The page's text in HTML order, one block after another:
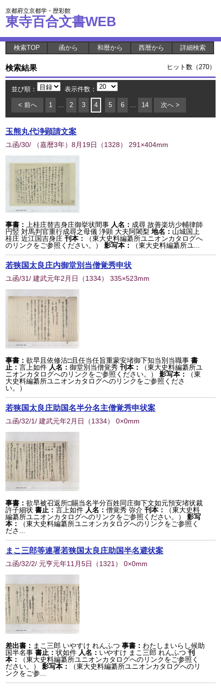
京都府立京都学・歴彩館
東寺百合文書WEB
検索TOP 函から 和暦から 西暦から 詳細検索
検索結果 ヒット数（270）
並び順： 表示件数：
< 前へ 1 … 2 3 4 5 6 … 14 次へ >
玉熊丸代浄顕請文案
ユ函/30/ （嘉暦3年）8月19日 （1328） 291×404mm
事書： 上桂庄替吉身庄御挙状間事 人名： 成尋 故善楽坊少輔律師
円竪 対馬判官重行成尋之母儀 浄顕 大夫阿闍梨 地名： 山城国上
桂庄 近江国吉身庄 刊本：
（東大史料編纂所ユニオンカタログへ
のリンクをご参照ください。）
影写本： （東大史料編纂所ユ...
若狭国太良庄内御堂別当僧覚秀申状
ユ函/31/ 建武元年2月日 （1334） 335×523mm
事書：欲早且依修沽□且任当任旨重蒙安堵御下知当別当職事書
止：言上如件 人名：御堂別当僧覚秀 刊本：
（東大史料編纂所ユ
ニオンカタログへのリンクをご参照ください。）
影写本：
（東
大史料編纂所ユニオンカタログへのリンクをご参照くださ
い。）
若狭国太良庄助国名半分名主僧覚秀申状案
ユ函/32/1/ 建武元年2月日 （1334） 0×0mm
事書：欲早被召返所□賜当名半分百姓同庄御下文如元預安堵状裁
許子細状書止：言上如件 人名：僧覚秀 弥介 刊本：
（東大史料
編纂所ユニオンカタログへのリンクをご参照ください。）
影写
本：
（東大史料編纂所ユニオンカタログへのリンクをご参照く
ださ...
まこ三郎等連署若狭国太良庄助国半名避状案
ユ函/32/2/ 元亨元年11月5日 （1321 ） 0×0mm
差出書： まこ三郎 いやすけ れんふつ 事書： わたしまいらし候助
国半名事書止：状如件 人名： いやすけ まこ三郎 れんふつ 刊
本：
（東大史料編纂所ユニオンカタログへのリンクをご参照く
ださい。）
影写本：
（東大史料編纂所ユニオンカタログへのリ
ンクをご参...